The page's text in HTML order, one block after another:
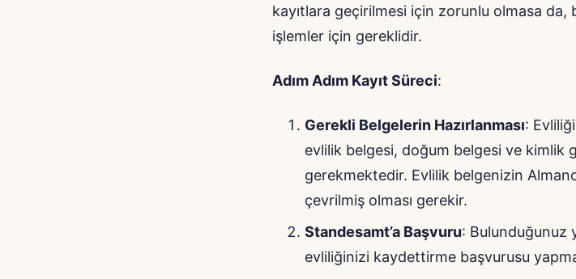
kayıtlara geçirilmesi için zorunlu olmasa da,
işlemler için gereklidir.
Adım Adım Kayıt Süreci:
Gerekli Belgelerin Hazırlanması:
evlilik belgesi, doğum belgesi ve kimlik
gerekmektedir. Evlilik belgenizin
çevrilmiş olması gerekir.
Standesamt’a Başvuru: Bulunduğunuz
evliliğinizi kaydettirme başvurusu